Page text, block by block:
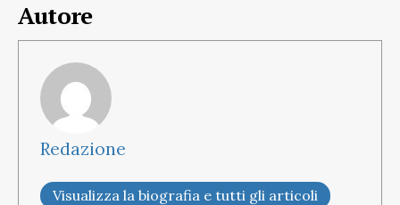
Autore
Redazione
Visualizza la biografia e tutti gli articoli